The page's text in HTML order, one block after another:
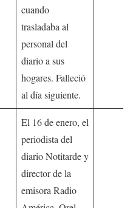
cuando
trasladaba al
personal del
diario a sus
hogares. Falleció
al día siguiente.
El 16 de enero, el
periodista del
diario Notitarde y
director de la
emisora Radio